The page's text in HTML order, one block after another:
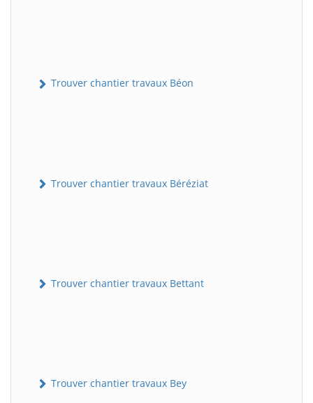
Trouver chantier travaux Béon
Trouver chantier travaux Béréziat
Trouver chantier travaux Bettant
Trouver chantier travaux Bey